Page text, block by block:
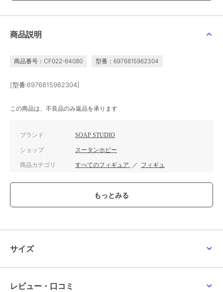
商品説明
商品番号：CF022-64080 型番：6976815962304
[型番:6976815962304]
この商品は、不良品のみ返品を承ります
ブランド SOAP STUDIO
ショップ スータンホビー
商品カテゴリ すべてのフィギュア ／ フィギュ
サイズ
レビュー・口コミ